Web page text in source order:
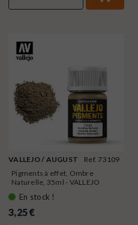
VALLEJO / AUGUST
Ref. 73109
Pigments à effet, Ombre
Naturelle, 35ml - VALLEJO
En stock !
3,25 €